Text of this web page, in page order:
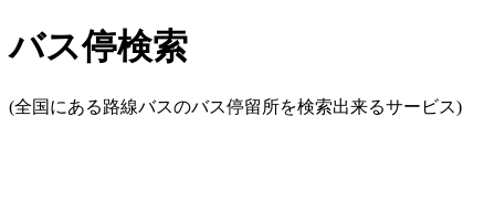
バス停検索
(全国にある路線バスのバス停留所を検索出来るサービス)